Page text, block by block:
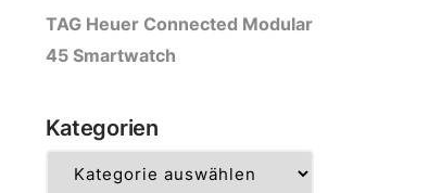
TAG Heuer Connected Modular
45 Smartwatch
Kategorien